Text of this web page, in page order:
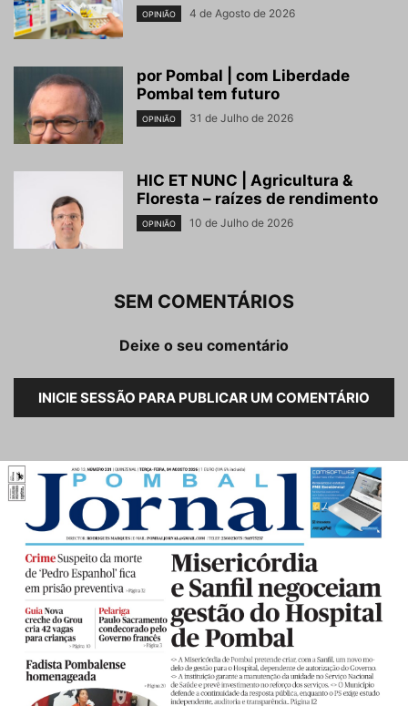
OPINIÃO 4 de Agosto de 2026
por Pombal | com Liberdade
Pombal tem futuro
OPINIÃO 31 de Julho de 2026
HIC ET NUNC | Agricultura &
Floresta – raízes de rendimento
OPINIÃO 10 de Julho de 2026
SEM COMENTÁRIOS
Deixe o seu comentário
INICIE SESSÃO PARA PUBLICAR UM COMENTÁRIO